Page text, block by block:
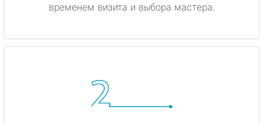
временем визита и выбора мастера.